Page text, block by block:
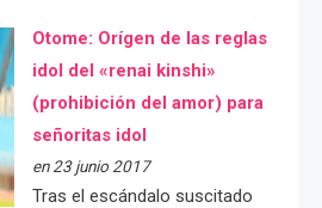
Otome: Orígen de las reglas
idol del «renai kinshi»
(prohibición del amor) para
señoritas idol
en 23 junio 2017
Tras el escándalo suscitado